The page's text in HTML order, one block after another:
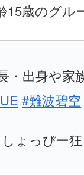
歳のグル
・出身や
#難波碧空
ょっぴー狂